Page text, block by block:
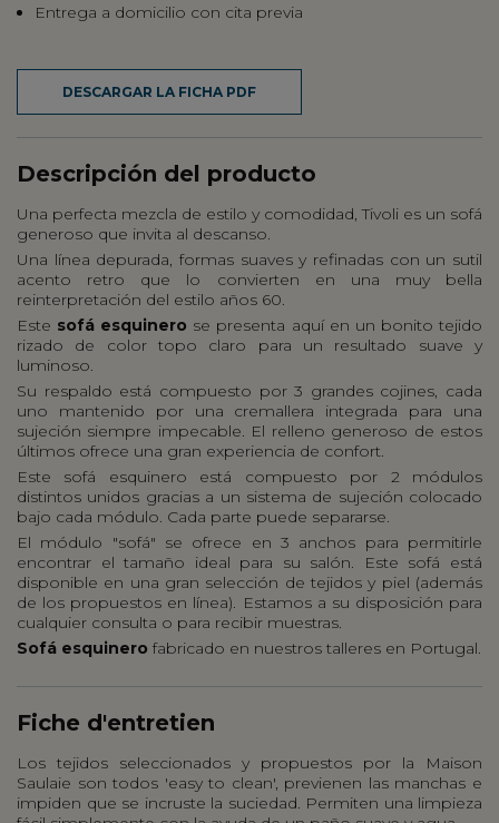
Entrega a domicilio con cita previa
DESCARGAR LA FICHA PDF
Descripción del producto
Una perfecta mezcla de estilo y comodidad, Tivoli es un sofá
generoso que invita al descanso.
Una línea depurada, formas suaves y refinadas con un sutil
acento retro que lo convierten en una muy bella
reinterpretación del estilo años 60.
Este sofá esquinero se presenta aquí en un bonito tejido
rizado de color topo claro para un resultado suave y
luminoso.
Su respaldo está compuesto por 3 grandes cojines, cada
uno mantenido por una cremallera integrada para una
sujeción siempre impecable. El relleno generoso de estos
últimos ofrece una gran experiencia de confort.
Este sofá esquinero está compuesto por 2 módulos
distintos unidos gracias a un sistema de sujeción colocado
bajo cada módulo. Cada parte puede separarse.
El módulo "sofá" se ofrece en 3 anchos para permitirle
encontrar el tamaño ideal para su salón. Este sofá está
disponible en una gran selección de tejidos y piel (además
de los propuestos en línea). Estamos a su disposición para
cualquier consulta o para recibir muestras.
Sofá esquinero fabricado en nuestros talleres en Portugal.
Fiche d'entretien
Los tejidos seleccionados y propuestos por la Maison
Saulaie son todos 'easy to clean', previenen las manchas e
impiden que se incruste la suciedad. Permiten una limpieza